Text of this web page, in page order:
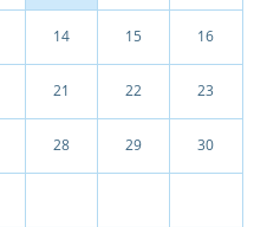
14 15 16
21 22 23
28 29 30